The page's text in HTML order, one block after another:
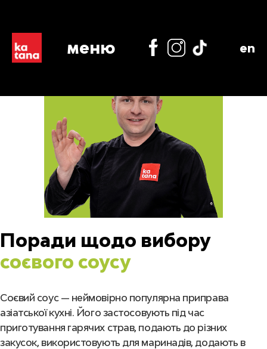
меню en
Поради щодо вибору
соєвого соусу
Соєвий соус — неймовірно популярна приправа
азіатської кухні. Його застосовують під час
приготування гарячих страв, подають до різних
закусок, використовують для маринадів, додають в